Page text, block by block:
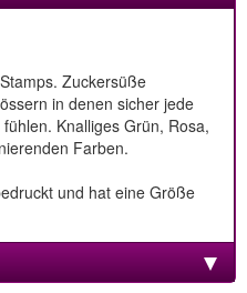
Zuckersüße
in denen sicher jede
Knalliges Grün, Rosa,
Farben.
und hat eine Größe